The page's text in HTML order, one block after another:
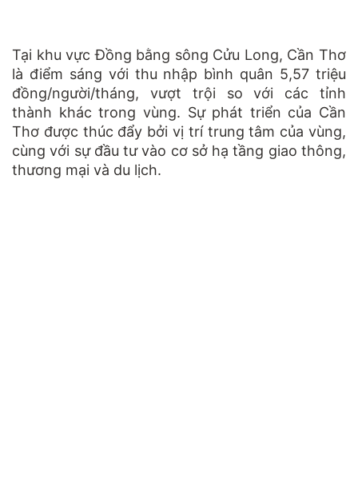
Tại khu vực Đồng bằng sông Cửu Long, Cần Thơ
là điểm sáng với thu nhập bình quân 5,57 triệu
đồng/người/tháng, vượt trội so với các tỉnh
thành khác trong vùng. Sự phát triển của Cần
Thơ được thúc đẩy bởi vị trí trung tâm của vùng,
cùng với sự đầu tư vào cơ sở hạ tầng giao thông,
thương mại và du lịch.